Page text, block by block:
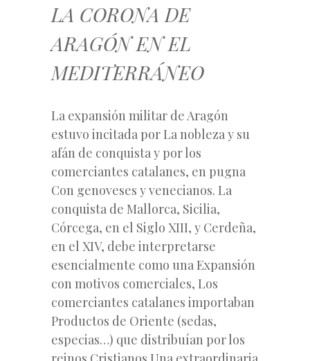
LA CORONA DE
ARAGÓN EN EL
MEDITERRÁNEO
La expansión militar de Aragón
estuvo incitada por La nobleza y su
afán de conquista y por los
comerciantes catalanes, en pugna
Con genoveses y venecianos. La
conquista de Mallorca, Sicilia,
Córcega, en el Siglo XIII, y Cerdeña,
en el XIV, debe interpretarse
esencialmente como una Expansión
con motivos comerciales, Los
comerciantes catalanes importaban
Productos de Oriente (sedas,
especias…) que distribuían por los